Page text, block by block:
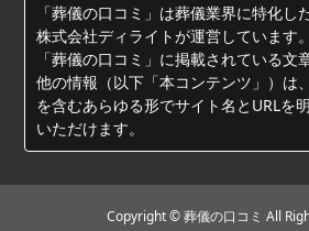
「葬儀の口コミ」は葬儀業界に特化し
株式会社ディライトが運営しています。
「葬儀の口コミ」に掲載されている文
他の情報（以下「本コンテンツ」）は
を含むあらゆる形でサイト名とURLを
いただけます。
Copyright © 葬儀の口コミ All